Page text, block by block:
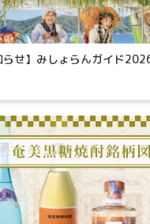
らせ】みしょらんガイド